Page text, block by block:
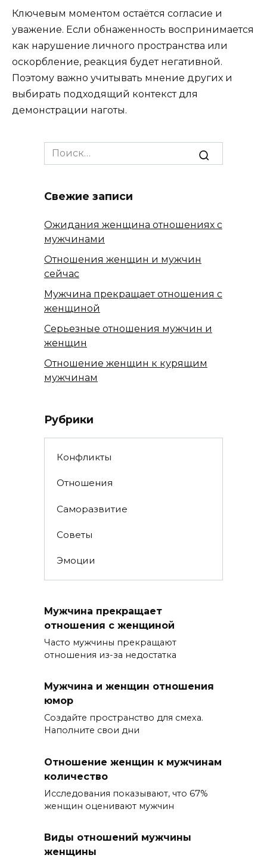
Ключевым моментом остаётся согласие и
уважение. Если обнаженность воспринимается
как нарушение личного пространства или
оскорбление, реакция будет негативной.
Поэтому важно учитывать мнение других и
выбирать подходящий контекст для
демонстрации наготы.
Search
for:
Свежие записи
Ожидания женщина отношениях с
мужчинами
Отношения женщин и мужчин
сейчас
Мужчина прекращает отношения с
женщиной
Серьезные отношения мужчин и
женщин
Отношение женщин к курящим
мужчинам
Рубрики
Конфликты
Отношения
Саморазвитие
Советы
Эмоции
Мужчина прекращает
отношения с женщиной
Часто мужчины прекращают
отношения из-за недостатка
Мужчина и женщин отношения
юмор
Создайте пространство для смеха.
Наполните свои дни
Отношение женщин к мужчинам
количество
Исследования показывают, что 67%
женщин оценивают мужчин
Виды отношений мужчины
женщины